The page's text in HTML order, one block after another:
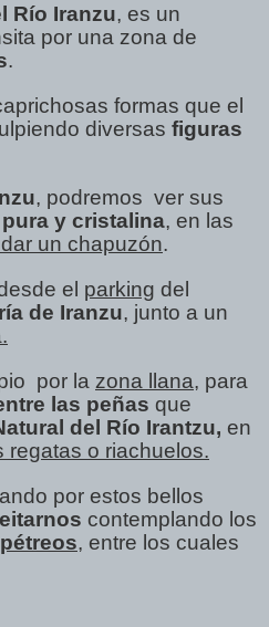
Río Iranzu, es un
por una zona de
.
formas que el
diversas figuras
, podremos ver sus
y cristalina, en las
un chapuzón.
el parking del
de Iranzu, junto a un
por la zona llana, para
las peñas que
del Río Irantzu, en
regatas o riachuelos.
por estos bellos
contemplando los
, entre los cuales